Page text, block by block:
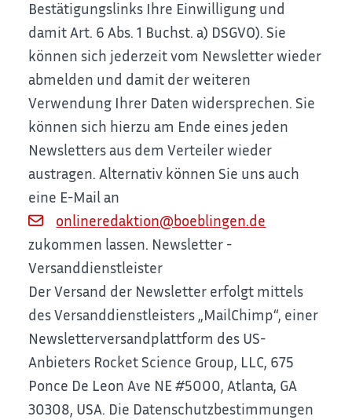
Bestätigungslinks Ihre Einwilligung und
damit Art. 6 Abs. 1 Buchst. a) DSGVO). Sie
können sich jederzeit vom Newsletter wieder
abmelden und damit der weiteren
Verwendung Ihrer Daten widersprechen. Sie
können sich hierzu am Ende eines jeden
Newsletters aus dem Verteiler wieder
austragen. Alternativ können Sie uns auch
eine E-Mail an
onlineredaktion@boeblingen.de
zukommen lassen. Newsletter -
Versanddienstleister
Der Versand der Newsletter erfolgt mittels
des Versanddienstleisters „MailChimp“, einer
Newsletterversandplattform des US-
Anbieters Rocket Science Group, LLC, 675
Ponce De Leon Ave NE #5000, Atlanta, GA
30308, USA. Die Datenschutzbestimmungen